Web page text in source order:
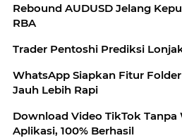
Rebound AUDUSD Jelang
RBA
Trader Pentoshi Prediksi
WhatsApp Siapkan Fitur
Jauh Lebih Rapi
Download Video TikTok Tanpa
Aplikasi, 100% Berhasil